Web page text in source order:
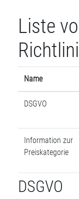
Liste
Name
DSGVO
Information zur
Preiskategorie
DSGVO